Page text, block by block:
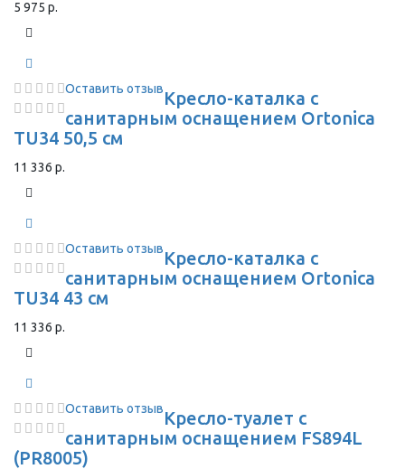
5 975 р.
Оставить отзывКресло-каталка с
санитарным оснащением Ortonica
TU34 50,5 см
11 336 р.
Оставить отзывКресло-каталка с
санитарным оснащением Ortonica
TU34 43 см
11 336 р.
Оставить отзывКресло-туалет с
санитарным оснащением FS894L
(PR8005)